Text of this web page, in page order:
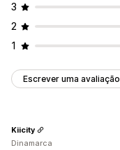
3
2
1
Escrever uma avaliação
Kiicity
Dinamarca